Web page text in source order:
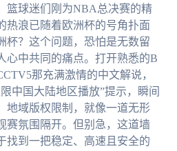
篮球迷们刚为NBA总决赛的精
热浪已随着欧洲杯的号角扑面
杯？这个问题，恐怕是无数留
心中共同的痛点。打开熟悉的B
那充满激情的中文解说，
中国大陆地区播放”提示，瞬间
地域版权限制，就像一道无形
赛氛围隔开。但别急，这道墙
找到一把稳定、高速且安全的